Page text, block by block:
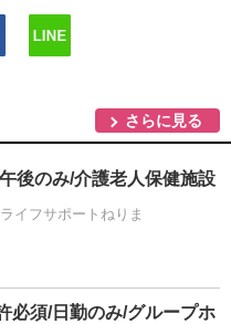
さらに見る
後のみ/介護老人保健施設
イフサポートねりま
必須/日勤のみ/グループホ